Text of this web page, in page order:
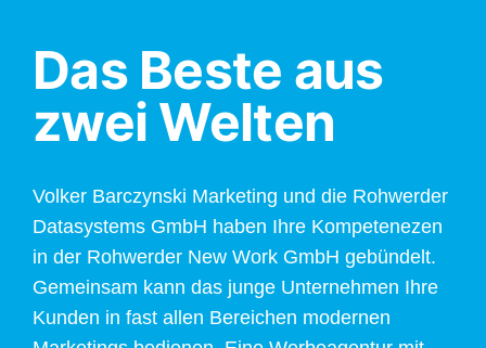
Das Beste aus
zwei Welten
Volker Barczynski Marketing und die Rohwerder
Datasystems GmbH haben Ihre Kompetenezen
in der Rohwerder New Work GmbH gebündelt.
Gemeinsam kann das junge Unternehmen Ihre
Kunden in fast allen Bereichen modernen